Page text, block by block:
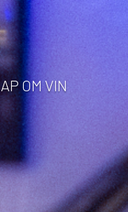
OM VIN